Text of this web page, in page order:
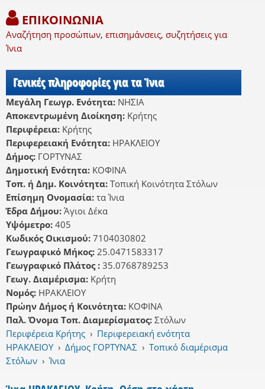
ΕΠΙΚΟΙΝΩΝΙΑ
Αναζήτηση προσώπων, επισημάνσεις, συζητήσεις για
Ίνια
Γενικές πληροφορίες για τα Ίνια
Μεγάλη Γεωγρ. Ενότητα: ΝΗΣΙΑ
Αποκεντρωμένη Διοίκηση: Κρήτης
Περιφέρεια: Κρήτης
Περιφερειακή Ενότητα: ΗΡΑΚΛΕΙΟΥ
Δήμος: ΓΟΡΤΥΝΑΣ
Δημοτική Ενότητα: ΚΟΦΙΝΑ
Τοπ. ή Δημ. Κοινότητα: Τοπική Κοινότητα Στόλων
Επίσημη Ονομασία: τα Ίνια
Έδρα Δήμου: Άγιοι Δέκα
Υψόμετρο: 405
Κωδικός Οικισμού: 7104030802
Γεωγραφικό Μήκος: 25.0471583317
Γεωγραφικό Πλάτος : 35.0768789253
Γεωγ. Διαμέρισμα: Κρήτη
Νομός: ΗΡΑΚΛΕΙΟΥ
Πρώην Δήμος ή Κοινότητα: ΚΟΦΙΝΑ
Παλ. Όνομα Τοπ. Διαμερίσματος: Στόλων
Περιφέρεια Κρήτης › Περιφερειακή ενότητα
ΗΡΑΚΛΕΙΟΥ › Δήμος ΓΟΡΤΥΝΑΣ › Τοπικό διαμέρισμα
Στόλων › Ίνια